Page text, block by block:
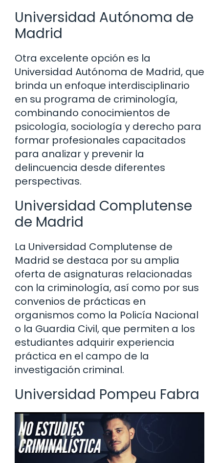
Universidad Autónoma de
Madrid
Otra excelente opción es la
Universidad Autónoma de Madrid, que
brinda un enfoque interdisciplinario
en su programa de criminología,
combinando conocimientos de
psicología, sociología y derecho para
formar profesionales capacitados
para analizar y prevenir la
delincuencia desde diferentes
perspectivas.
Universidad Complutense
de Madrid
La Universidad Complutense de
Madrid se destaca por su amplia
oferta de asignaturas relacionadas
con la criminología, así como por sus
convenios de prácticas en
organismos como la Policía Nacional
o la Guardia Civil, que permiten a los
estudiantes adquirir experiencia
práctica en el campo de la
investigación criminal.
Universidad Pompeu Fabra